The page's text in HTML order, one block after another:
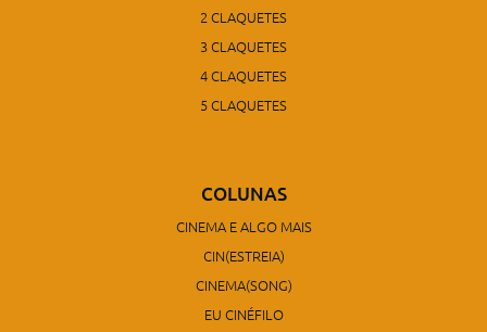
2 CLAQUETES
3 CLAQUETES
4 CLAQUETES
5 CLAQUETES
COLUNAS
CINEMA E ALGO MAIS
CIN(ESTREIA)
CINEMA(SONG)
EU CINÉFILO